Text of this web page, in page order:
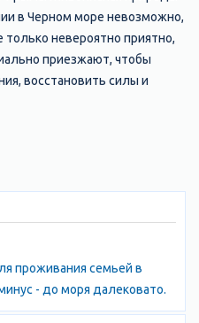
в Черном море невозможно,
только невероятно приятно,
приезжают, чтобы
восстановить силы и
без преувеличения можно
себя свободными от
Крыма в 20-30 км от
курортные поселки
в тихие, уютные поселки, где
мини-пансионатах и
бесплатные пляжи,
проживания семьей в
- до моря далековато.